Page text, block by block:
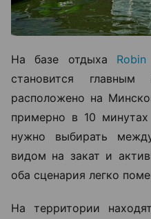
На базе отдыха
становится
расположено на
примерно в 10
нужно выбирать
видом на закат и
оба сценария легко
На территории